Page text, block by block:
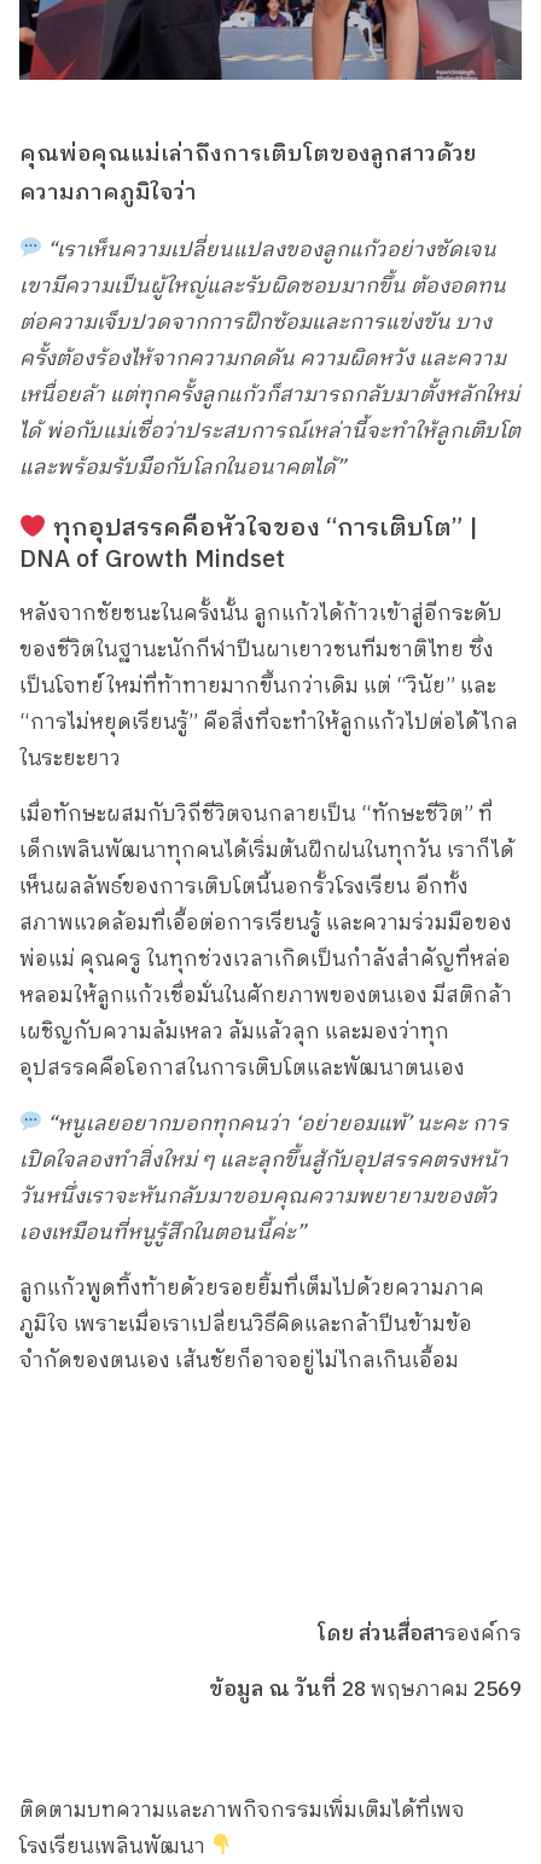
คุณพ่อคุณแม่เล่าถึงการเติบโตของลูกสาวด้วย
ความภาคภูมิใจว่า
“เราเห็นความเปลี่ยนแปลงของลูกแก้วอย่างชัดเจน
เขามีความเป็นผู้ใหญ่และรับผิดชอบมากขึ้น ต้องอดทน
ต่อความเจ็บปวดจากการฝึกซ้อมและการแข่งขัน บาง
ครั้งต้องร้องไห้จากความกดดัน ความผิดหวัง และความ
เหนื่อยล้า แต่ทุกครั้งลูกแก้วก็สามารถกลับมาตั้งหลักใหม่
ได้ พ่อกับแม่เชื่อว่าประสบการณ์เหล่านี้จะทำให้ลูกเติบโต
และพร้อมรับมือกับโลกในอนาคตได้”
ทุกอุปสรรคคือหัวใจของ “การเติบโต” |
DNA of Growth Mindset
หลังจากชัยชนะในครั้งนั้น ลูกแก้วได้ก้าวเข้าสู่อีกระดับ
ของชีวิตในฐานะนักกีฬาปีนผาเยาวชนทีมชาติไทย ซึ่ง
เป็นโจทย์ใหม่ที่ท้าทายมากขึ้นกว่าเดิม แต่ “วินัย” และ
“การไม่หยุดเรียนรู้” คือสิ่งที่จะทำให้ลูกแก้วไปต่อได้ไกล
ในระยะยาว
เมื่อทักษะผสมกับวิถีชีวิตจนกลายเป็น “ทักษะชีวิต” ที่
เด็กเพลินพัฒนาทุกคนได้เริ่มต้นฝึกฝนในทุกวัน เราก็ได้
เห็นผลลัพธ์ของการเติบโตนี้นอกรั้วโรงเรียน อีกทั้ง
สภาพแวดล้อมที่เอื้อต่อการเรียนรู้ และความร่วมมือของ
พ่อแม่ คุณครู ในทุกช่วงเวลาเกิดเป็นกำลังสำคัญที่หล่อ
หลอมให้ลูกแก้วเชื่อมั่นในศักยภาพของตนเอง มีสติกล้า
เผชิญกับความล้มเหลว ล้มแล้วลุก และมองว่าทุก
อุปสรรคคือโอกาสในการเติบโตและพัฒนาตนเอง
“หนูเลยอยากบอกทุกคนว่า ‘อย่ายอมแพ้’ นะคะ การ
เปิดใจลองทำสิ่งใหม่ ๆ และลุกขึ้นสู้กับอุปสรรคตรงหน้า
วันหนึ่งเราจะหันกลับมาขอบคุณความพยายามของตัว
เองเหมือนที่หนูรู้สึกในตอนนี้ค่ะ”
ลูกแก้วพูดทิ้งท้ายด้วยรอยยิ้มที่เต็มไปด้วยความภาค
ภูมิใจ เพราะเมื่อเราเปลี่ยนวิธีคิดและกล้าปีนข้ามข้อ
จำกัดของตนเอง เส้นชัยก็อาจอยู่ไม่ไกลเกินเอื้อม
โดย ส่วนสื่อสารองค์กร
ข้อมูล ณ วันที่ 28พฤษภาคม 2569
ติดตามบทความและภาพกิจกรรมเพิ่มเติมได้ที่เพจ
โรงเรียนเพลินพัฒนา